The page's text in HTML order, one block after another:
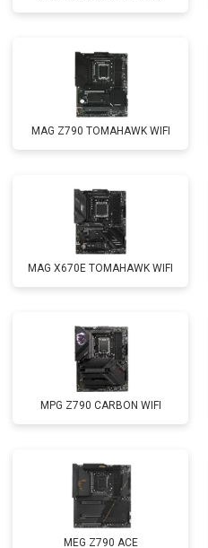
MAG Z790 TOMAHAWK WIFI
MAG X670E TOMAHAWK WIFI
MPG Z790 CARBON WIFI
MEG Z790 ACE